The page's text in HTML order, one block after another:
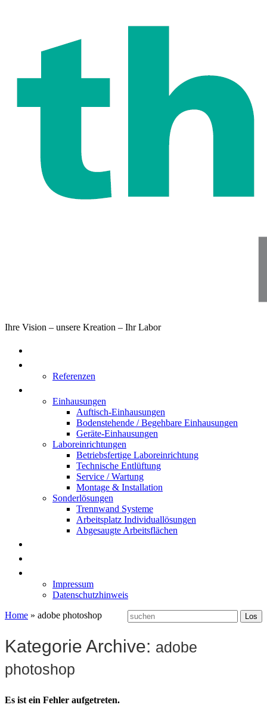
Ihre Vision – unsere Kreation – Ihr Labor
Referenzen
Einhausungen
Auftisch-Einhausungen
Bodenstehende / Begehbare Einhausungen
Geräte-Einhausungen
Laboreinrichtungen
Betriebsfertige Laboreinrichtung
Technische Entlüftung
Service / Wartung
Montage & Installation
Sonderlösungen
Trennwand Systeme
Arbeitsplatz Individuallösungen
Abgesaugte Arbeitsflächen
Impressum
Datenschutzhinweis
Home » adobe photoshop
Kategorie Archive: adobe
photoshop
Es ist ein Fehler aufgetreten.